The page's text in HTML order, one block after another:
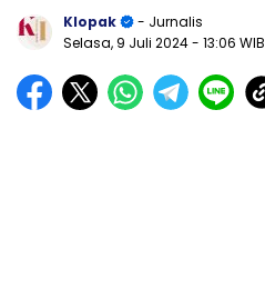
Klopak
- Jurnalis
Selasa, 9 Juli 2024- 13:06 WIB